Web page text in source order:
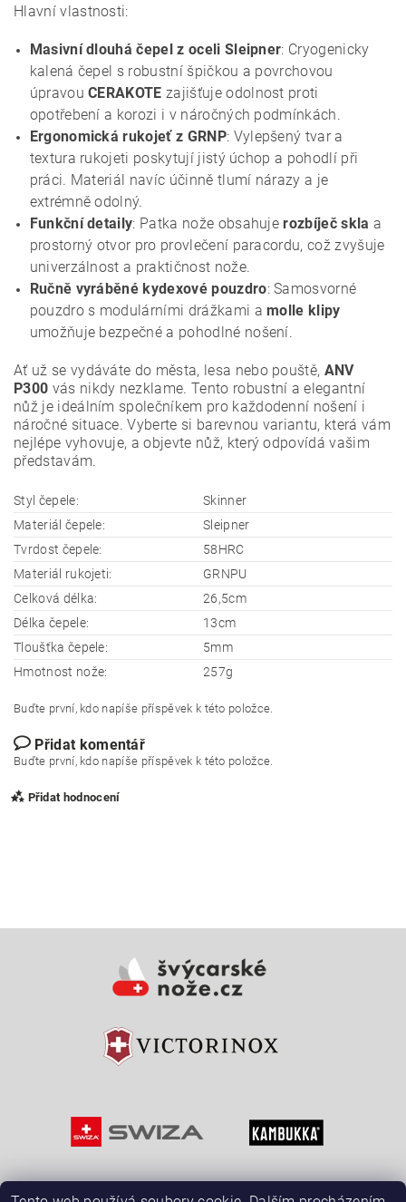
Hlavní vlastnosti:
Masivní dlouhá čepel z oceli Sleipner: Cryogenicky
kalená čepel s robustní špičkou a povrchovou
úpravouCERAKOTE zajišťuje odolnost proti
opotřebení a korozi i v náročných podmínkách.
Ergonomická rukojeť z GRNP: Vylepšený tvar a
textura rukojeti poskytují jistý úchop a pohodlí při
práci. Materiál navíc účinně tlumí nárazy a je
extrémně odolný.
Funkční detaily: Patka nože obsahujerozbíječ skla a
prostorný otvor pro provlečení paracordu, což zvyšuje
univerzálnost a praktičnost nože.
Ručně vyráběné kydexové pouzdro: Samosvorné
pouzdro s modulárními drážkami amolle klipy
umožňuje bezpečné a pohodlné nošení.
Ať už se vydáváte do města, lesa nebo pouště, ANV
P300 vás nikdy nezklame. Tento robustní a elegantní
nůž je ideálním společníkem pro každodenní nošení i
náročné situace. Vyberte si barevnou variantu, která vám
nejlépe vyhovuje, a objevte nůž, který odpovídá vašim
představám.
Styl čepele:
Skinner
Materiál čepele:
Sleipner
Tvrdost čepele:
58HRC
Materiál rukojeti:
GRNPU
Celková délka:
26,5cm
Délka čepele:
13cm
Tloušťka čepele:
5mm
Hmotnost nože:
257g
Buďte první, kdo napíše příspěvek k této položce.
Přidat komentář
Buďte první, kdo napíše příspěvek k této položce.
Přidat hodnocení